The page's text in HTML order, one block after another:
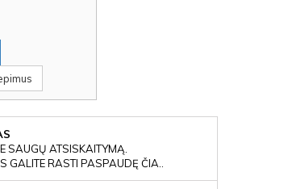
SAUGŲ ATSISKAITYMĄ.
GALITE RASTI PASPAUDĘ ČIA..